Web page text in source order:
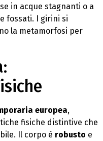
in acque stagnanti o a
fossati. I girini si
la metamorfosi per
europea,
fisiche distintive che
Il corpo è robusto e